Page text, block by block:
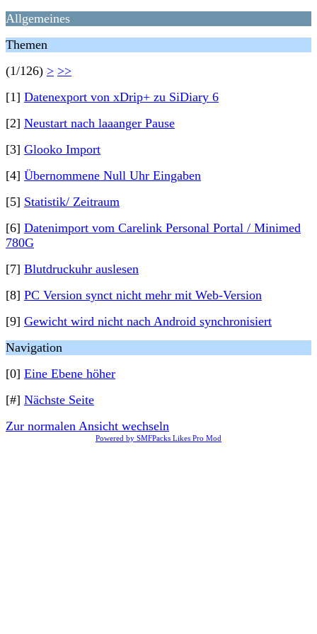
Allgemeines
Themen
(1/126) > >>
[1] Datenexport von xDrip+ zu SiDiary 6
[2] Neustart nach laaanger Pause
[3] Glooko Import
[4] Übernommene Null Uhr Eingaben
[5] Statistik/ Zeitraum
[6] Datenimport vom Carelink Personal Portal / Minimed
780G
[7] Blutdruckuhr auslesen
[8] PC Version synct nicht mehr mit Web-Version
[9] Gewicht wird nicht nach Android synchronisiert
Navigation
[0] Eine Ebene höher
[#] Nächste Seite
Zur normalen Ansicht wechseln
Powered by SMFPacks Likes Pro Mod